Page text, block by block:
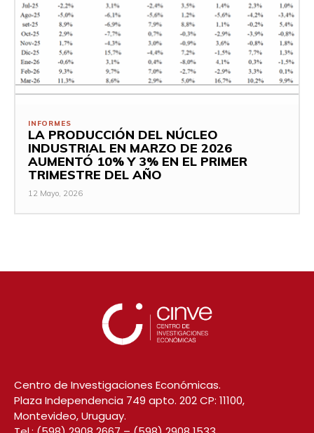
INFORMES
LA PRODUCCIÓN DEL NÚCLEO
INDUSTRIAL EN MARZO DE 2026
AUMENTÓ 10% Y 3% EN EL PRIMER
TRIMESTRE DEL AÑO
12 Mayo, 2026
Centro de Investigaciones Económicas.
Plaza Independencia 749 apto. 202 CP: 11100,
Montevideo, Uruguay.